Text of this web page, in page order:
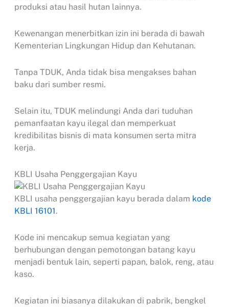
produksi atau hasil hutan lainnya.
Kewenangan menerbitkan izin ini berada di bawah
Kementerian Lingkungan Hidup dan Kehutanan.
Tanpa TDUK, Anda tidak bisa mengakses bahan
baku dari sumber resmi.
Selain itu, TDUK melindungi Anda dari tuduhan
pemanfaatan kayu ilegal dan memperkuat
kredibilitas bisnis di mata konsumen serta mitra
kerja.
KBLI Usaha Penggergajian Kayu
KBLI usaha penggergajian kayu berada dalam kode
KBLI 16101.
Kode ini mencakup semua kegiatan yang
berhubungan dengan pemotongan batang kayu
menjadi bentuk lain, seperti papan, balok, reng, atau
kaso.
Kegiatan ini biasanya dilakukan di pabrik, bengkel